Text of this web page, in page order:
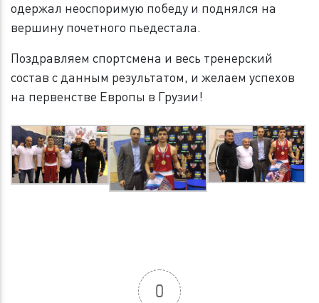
одержал неоспоримую победу и поднялся на
вершину почетного пьедестала.
Поздравляем спортсмена и весь тренерский
состав с данным результатом, и желаем успехов
на первенстве Европы в Грузии!
0